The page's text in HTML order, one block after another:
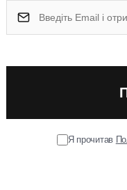
та стабільну
CT BP
Я прочитав